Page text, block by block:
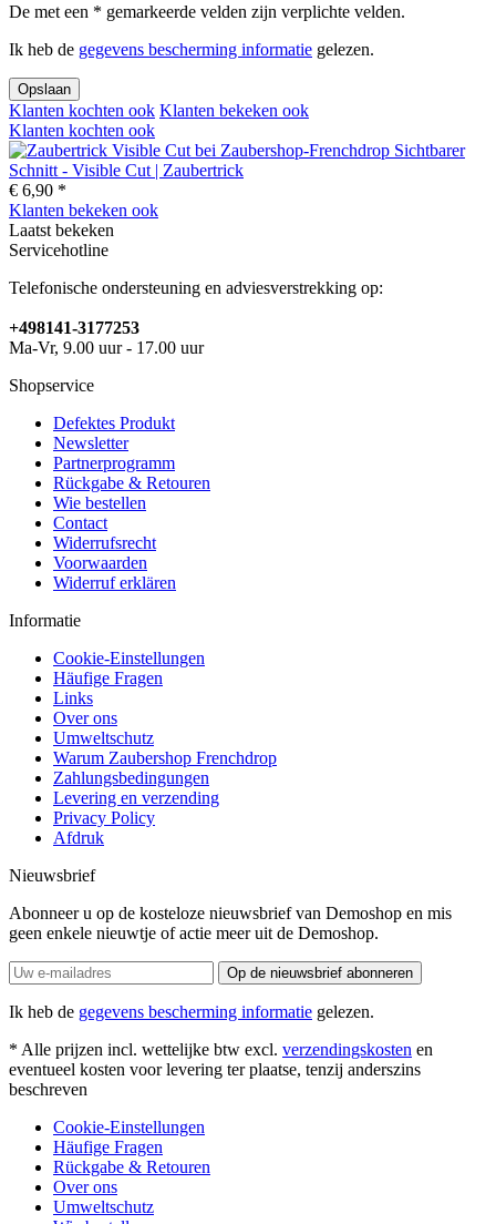
De met een * gemarkeerde velden zijn verplichte velden.
Ik heb de gegevens bescherming informatie gelezen.
Opslaan
Klanten kochten ook Klanten bekeken ook
Klanten kochten ook
Sichtbarer
Schnitt - Visible Cut | Zaubertrick
€ 6,90 *
Klanten bekeken ook
Laatst bekeken
Servicehotline
Telefonische ondersteuning en adviesverstrekking op:
+498141-3177253
Ma-Vr, 9.00 uur - 17.00 uur
Shopservice
Defektes Produkt
Newsletter
Partnerprogramm
Rückgabe & Retouren
Wie bestellen
Contact
Widerrufsrecht
Voorwaarden
Widerruf erklären
Informatie
Cookie-Einstellungen
Häufige Fragen
Links
Over ons
Umweltschutz
Warum Zaubershop Frenchdrop
Zahlungsbedingungen
Levering en verzending
Privacy Policy
Afdruk
Nieuwsbrief
Abonneer u op de kosteloze nieuwsbrief van Demoshop en mis
geen enkele nieuwtje of actie meer uit de Demoshop.
Op de nieuwsbrief abonneren
Ik heb de gegevens bescherming informatie gelezen.
* Alle prijzen incl. wettelijke btw excl. verzendingskosten en
eventueel kosten voor levering ter plaatse, tenzij anderszins
beschreven
Cookie-Einstellungen
Häufige Fragen
Rückgabe & Retouren
Over ons
Umweltschutz